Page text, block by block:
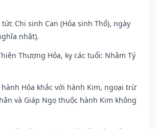
tức Chi sinh Can (Hỏa sinh Thổ), ngày
nhật).
Thượng Hỏa, kỵ các tuổi: Nhâm Tý
Hỏa khắc với hành Kim, ngoại trừ
và Giáp Ngọ thuộc hành Kim không